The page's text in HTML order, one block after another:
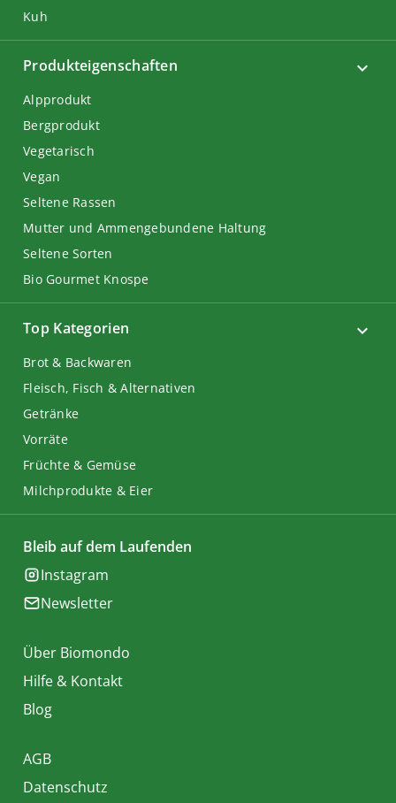
Kuh
Top Kategorien
Brot & Backwaren
Fleisch, Fisch & Alternativen
Getränke
Vorräte
Früchte & Gemüse
Milchprodukte & Eier
Produkteigenschaften
Alpprodukt
Bergprodukt
Vegetarisch
Vegan
Seltene Rassen
Mutter und Ammengebundene Haltung
Seltene Sorten
Bio Gourmet Knospe
Bleib auf dem Laufenden
Instagram
Newsletter
Über Biomondo
Hilfe & Kontakt
Blog
AGB
Datenschutz